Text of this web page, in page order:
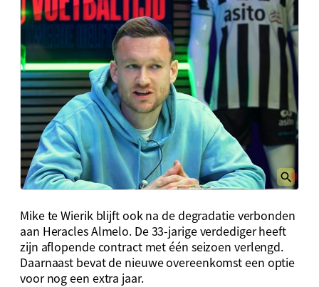
Mike te Wierik blijft ook na de degradatie verbonden
aan Heracles Almelo. De 33-jarige verdediger heeft
zijn aflopende contract met één seizoen verlengd.
Daarnaast bevat de nieuwe overeenkomst een optie
voor nog een extra jaar.